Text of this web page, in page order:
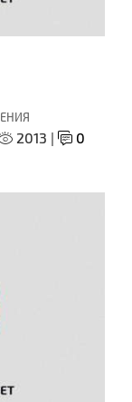
2013 | 0